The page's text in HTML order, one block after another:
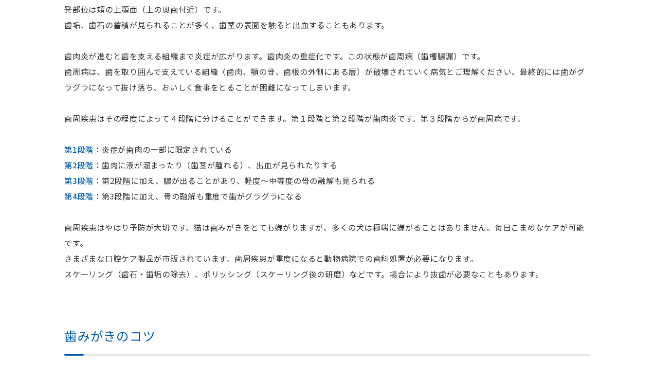
発部位は頬の上顎面（上の奥歯付近）です。
歯垢、歯石の蓄積が見られることが多く、歯茎の表面を触ると出血することもあります。
歯肉炎が進むと歯を支える組織まで炎症が広がります。歯肉炎の重症化です。この状態が歯周病（歯槽膿漏）です。
歯周病は、歯を取り囲んで支えている組織（歯肉、顎の骨、歯根の外側にある層）が破壊されていく病気とご理解ください。最終的には歯がグ
ラグラになって抜け落ち、おいしく食事をとることが困難になってしまいます。
歯周疾患はその程度によって４段階に分けることができます。第１段階と第２段階が歯肉炎です。第３段階からが歯周病です。
第1段階： 炎症が歯肉の一部に限定されている
第2段階： 歯肉に液が溜まったり（歯茎が腫れる）、出血が見られたりする
第3段階： 第2段階に加え、膿が出ることがあり、軽度～中等度の骨の融解も見られる
第4段階： 第3段階に加え、骨の融解も重度で歯がグラグラになる
歯周疾患はやはり予防が大切です。猫は歯みがきをとても嫌がりますが、多くの犬は極端に嫌がることはありません。毎日こまめなケアが可能
です。
さまざまな口腔ケア製品が市販されています。歯周疾患が重度になると動物病院での歯科処置が必要になります。
スケーリング（歯石・歯垢の除去）、ポリッシング（スケーリング後の研磨）などです。場合により抜歯が必要なこともあります。
歯みがきのコツ